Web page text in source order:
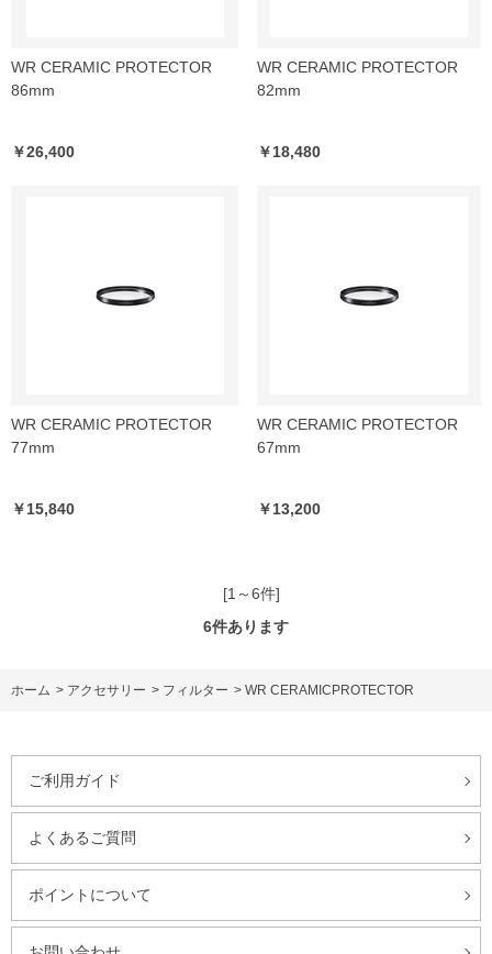
WR CERAMIC PROTECTOR
86mm
￥26,400
WR CERAMIC PROTECTOR
82mm
￥18,480
WR CERAMIC PROTECTOR
77mm
￥15,840
WR CERAMIC PROTECTOR
67mm
￥13,200
[1～6件]
6件あります
ホーム > アクセサリー > フィルター > WR CERAMICPROTECTOR
ご利用ガイド
よくあるご質問
ポイントについて